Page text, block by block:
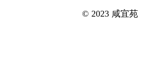
© 2023 咸宜苑